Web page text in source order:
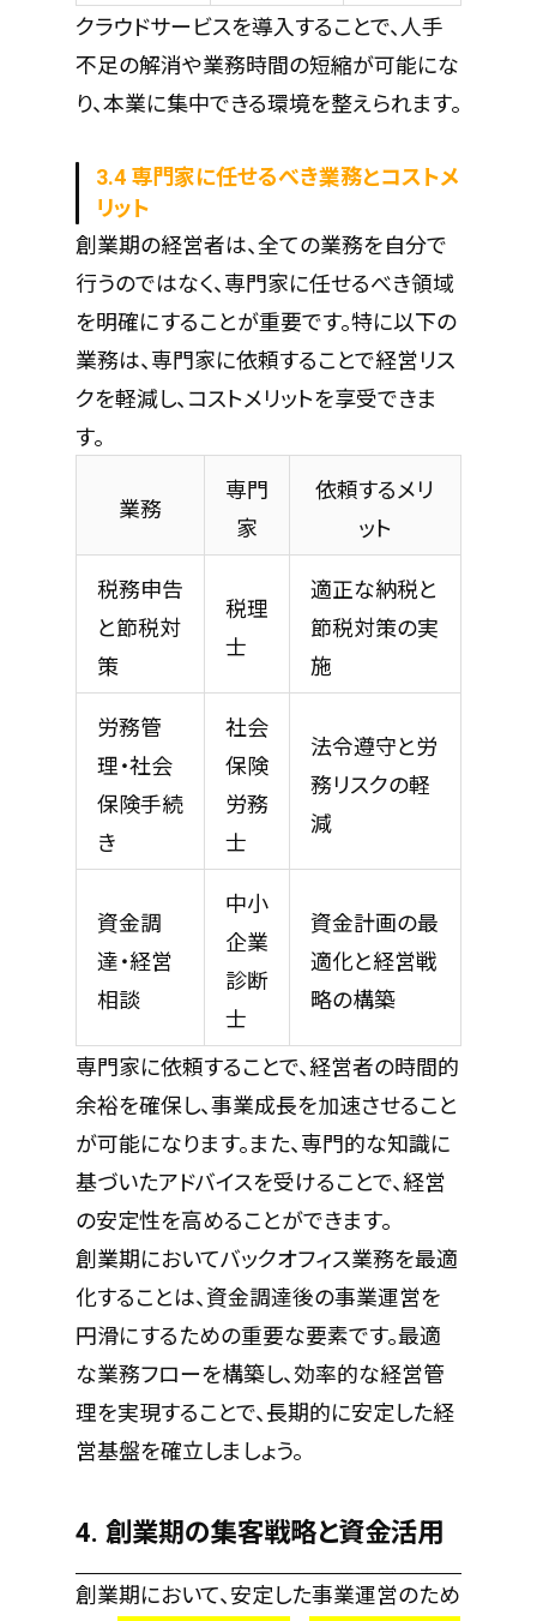
クラウドサービスを導入することで、人手
不足の解消や業務時間の短縮が可能にな
り、本業に集中できる環境を整えられます。
3.4 専門家に任せるべき業務とコストメ
リット
創業期の経営者は、全ての業務を自分で
行うのではなく、専門家に任せるべき領域
を明確にすることが重要です。特に以下の
業務は、専門家に依頼することで経営リス
クを軽減し、コストメリットを享受できま
す。
業務
専門
家
依頼するメリ
ット
税務申告
と節税対
策
税理
士
適正な納税と
節税対策の実
施
労務管
理・社会
保険手続
き
社会
保険
労務
士
法令遵守と労
務リスクの軽
減
資金調
達・経営
相談
中小
企業
診断
士
資金計画の最
適化と経営戦
略の構築
専門家に依頼することで、経営者の時間的
余裕を確保し、事業成長を加速させること
が可能になります。また、専門的な知識に
基づいたアドバイスを受けることで、経営
の安定性を高めることができます。
創業期においてバックオフィス業務を最適
化することは、資金調達後の事業運営を
円滑にするための重要な要素です。最適
な業務フローを構築し、効率的な経営管
理を実現することで、長期的に安定した経
営基盤を確立しましょう。
4. 創業期の集客戦略と資金活用
創業期において、安定した事業運営のため